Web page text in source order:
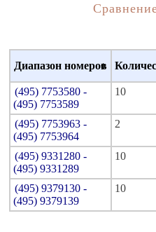
Диапазон номеров
(495) 7753580 -
(495) 7753589
10
(495) 7753963 -
(495) 7753964
2
(495) 9331280 -
(495) 9331289
10
(495) 9379130 -
(495) 9379139
10